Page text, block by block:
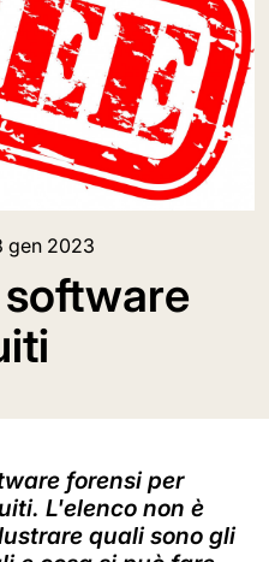
gen 2023
forensi per
L'elenco non è
quali sono gli